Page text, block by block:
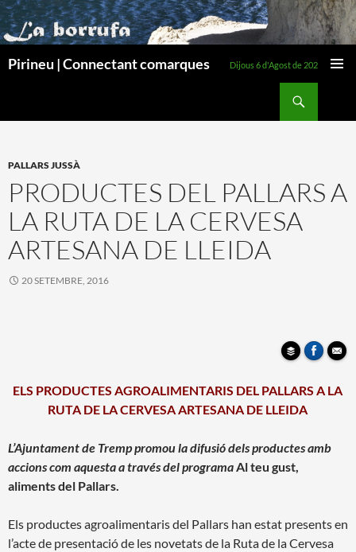
Pirineu | Connectant comarques Dijous 6 d'Agost de 2026
PALLARS JUSSÀ
PRODUCTES DEL PALLARS A
LA RUTA DE LA CERVESA
ARTESANA DE LLEIDA
20 SETEMBRE, 2016
ELS PRODUCTES AGROALIMENTARIS DEL PALLARS A LA
RUTA DE LA CERVESA ARTESANA DE LLEIDA
L’Ajuntament de Tremp promou la difusió dels productes amb
accions com aquesta a través del programaAl teu gust,
aliments del Pallars.
Els productes agroalimentaris del Pallars han estat presents en
l’acte de presentació de les novetats de la Ruta de la Cervesa